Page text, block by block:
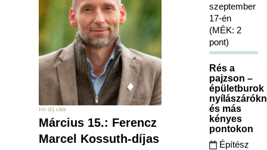
hír díj cikk
Március 15.: Ferencz
Marcel Kossuth-díjas
szeptember
17-én
(MÉK: 2
pont)
Rés a
pajzson –
épületburok
és más
kényes
pontokon
Építész